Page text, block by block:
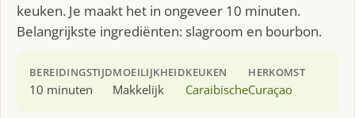
keuken. Je maakt het in ongeveer 10 minuten.
Belangrijkste ingrediënten: slagroom en bourbon.
BEREIDINGSTIJD
10 minuten
MOEILIJKHEID
Makkelijk
KEUKEN
Caraibische
HERKOMST
Curaçao